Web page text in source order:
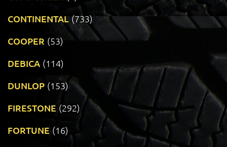
CONTINENTAL (733)
COOPER (53)
DEBICA (114)
DUNLOP (153)
FIRESTONE (292)
FORTUNE (16)